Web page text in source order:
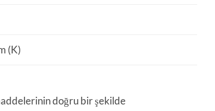
(K)
doğru bir şekilde